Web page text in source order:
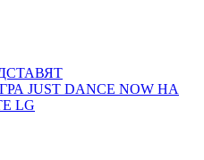
JUST DANCE NOW НА
LG